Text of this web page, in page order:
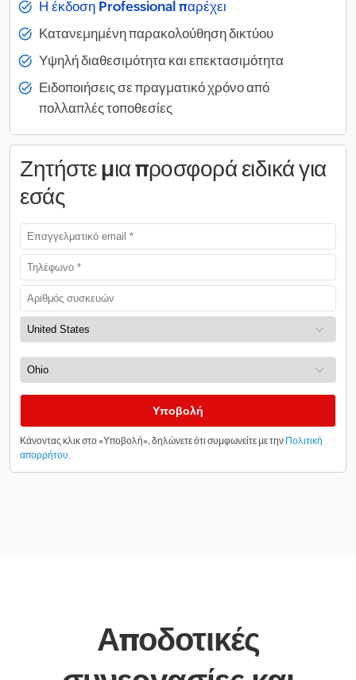
Η έκδοση Professional παρέχει
Κατανεμημένη παρακολούθηση δικτύου
Υψηλή διαθεσιμότητα και επεκτασιμότητα
Ειδοποιήσεις σε πραγματικό χρόνο από
πολλαπλές τοποθεσίες
Ζητήστε μια προσφορά ειδικά για
εσάς
Κάνοντας κλικ στο «Υποβολή», δηλώνετε ότι συμφωνείτε με την Πολιτική
απορρήτου.
Αποδοτικές